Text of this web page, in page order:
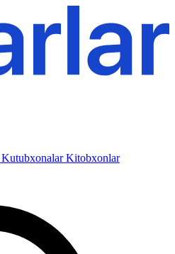
KutubxonalarKitobxonlar